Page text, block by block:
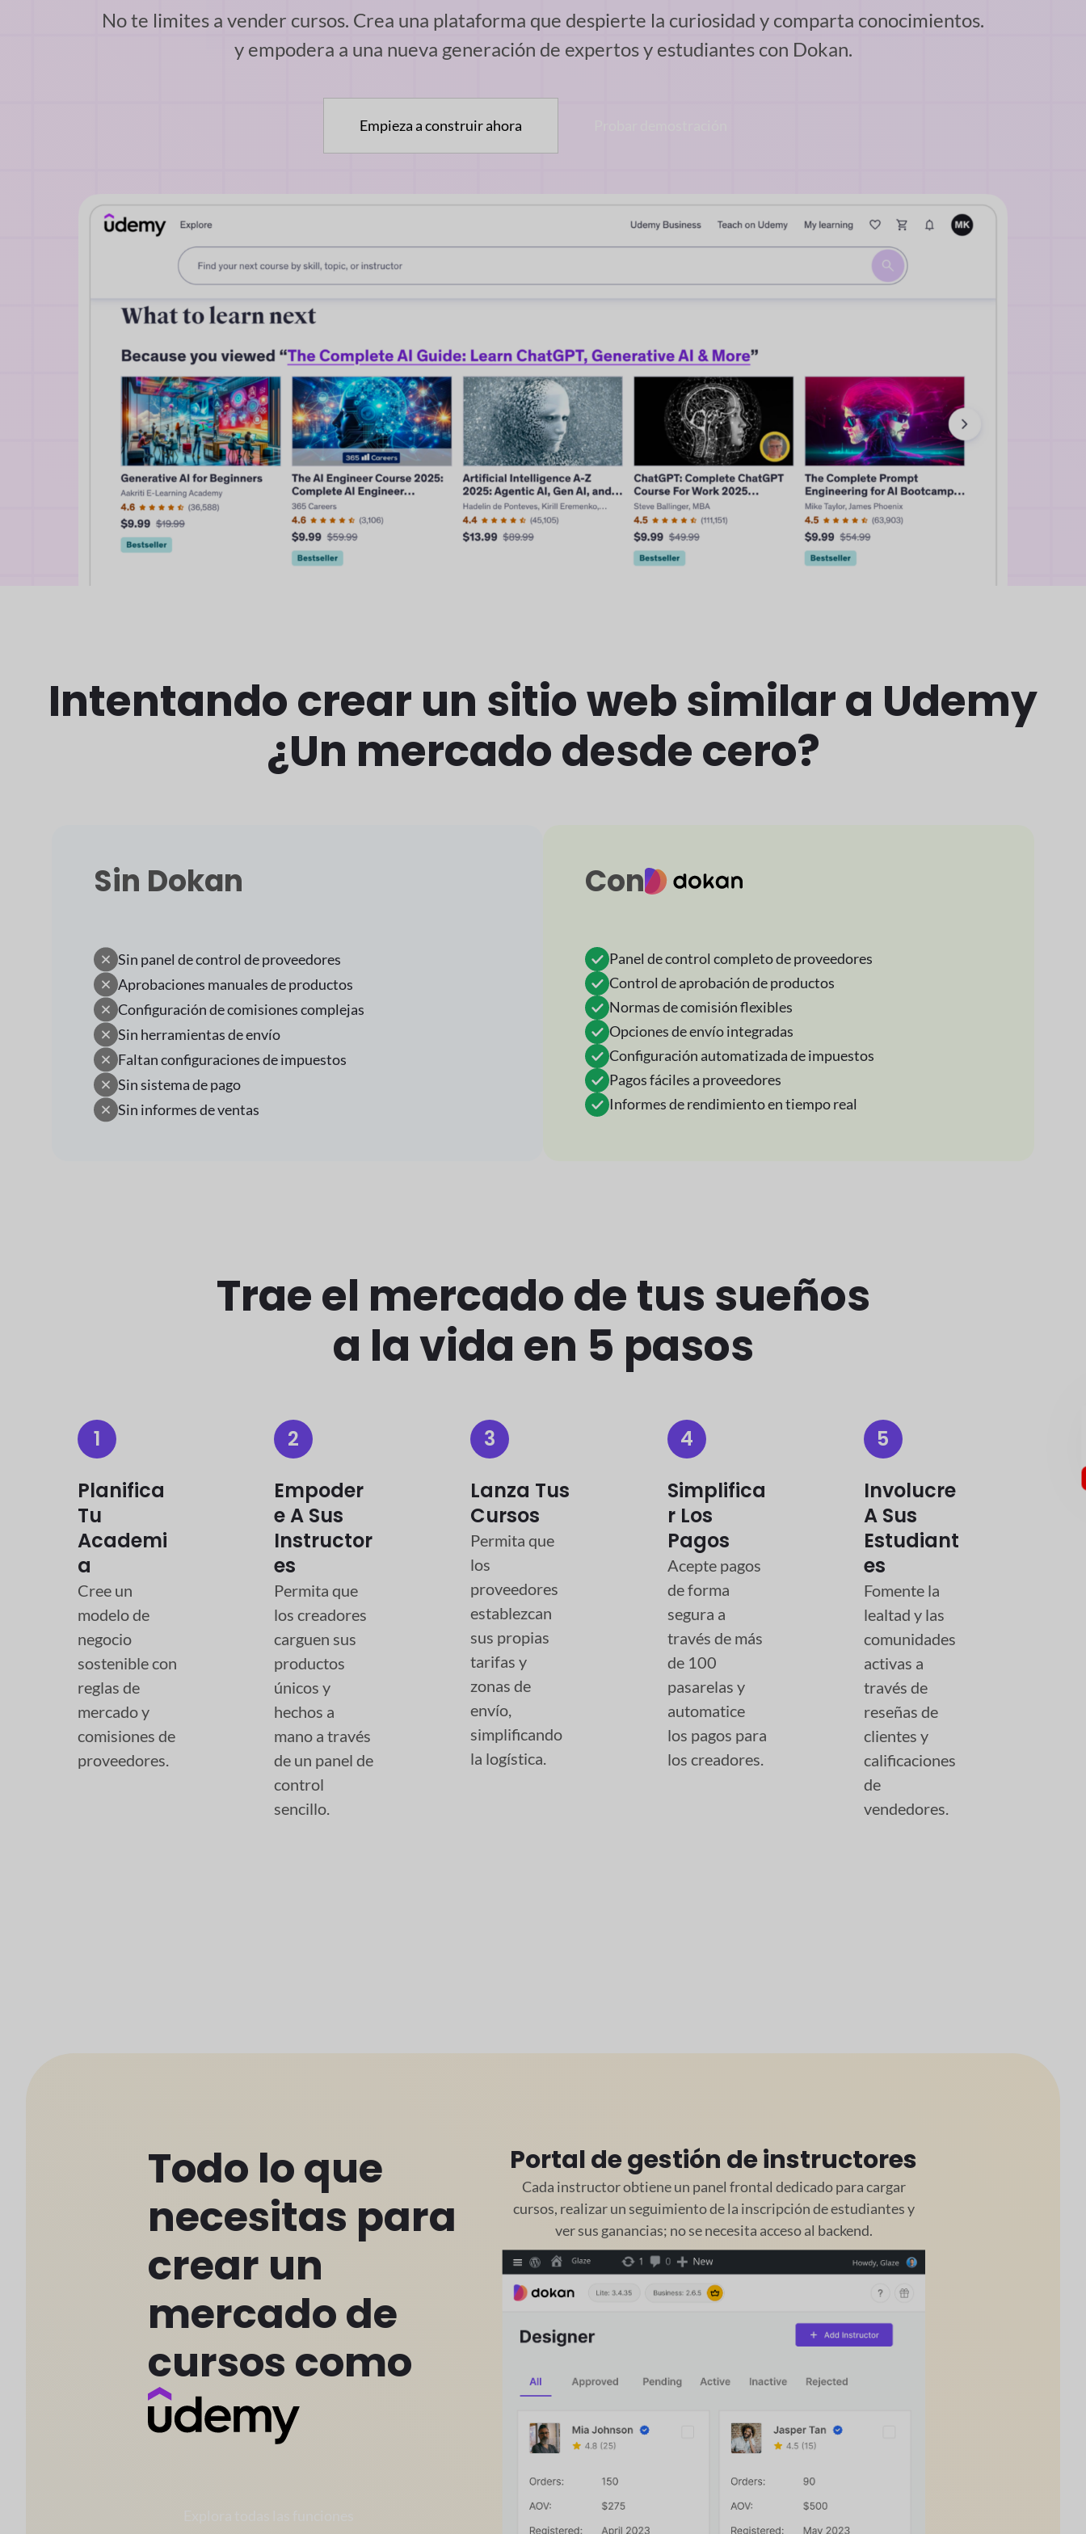
No te limites a vender cursos. Crea una plataforma que despierte la curiosidad y comparta conocimientos.
y empodera a una nueva generación de expertos y estudiantes con Dokan.
Empieza a construir ahora
Intentando crear un sitio web similar a Udemy
¿Un mercado desde cero?
Sin Dokan
Sin panel de control de proveedores
Aprobaciones manuales de productos
Configuración de comisiones complejas
Sin herramientas de envío
Faltan configuraciones de impuestos
Sin sistema de pago
Sin informes de ventas
Con
Panel de control completo de proveedores
Control de aprobación de productos
Normas de comisión flexibles
Opciones de envío integradas
Configuración automatizada de impuestos
Pagos fáciles a proveedores
Informes de rendimiento en tiempo real
Trae el mercado de tus sueños
a la vida en 5 pasos
1
Planifica
Tu
Academi
A
Cree un
modelo de
negocio
sostenible con
reglas de
mercado y
comisiones de
proveedores.
2
Empoder
E A Sus
Instructor
Es
Permita que
los creadores
carguen sus
productos
únicos y
hechos a
mano a través
de un panel de
control
sencillo.
3
Lanza Tus
Cursos
Permita que
los
proveedores
establezcan
sus propias
tarifas y
zonas de
envío,
simplificando
la logística.
4
Simplifica
R Los
Pagos
Acepte pagos
de forma
segura a
través de más
de 100
pasarelas y
automatice
los pagos para
los creadores.
5
Involucre
A Sus
Estudiant
Es
Fomente la
lealtad y las
comunidades
activas a
través de
reseñas de
clientes y
calificaciones
de
vendedores.
Todo lo que
necesitas para
crear un
mercado de
cursos como
Portal de gestión de instructores
Cada instructor obtiene un panel frontal dedicado para cargar
cursos, realizar un seguimiento de la inscripción de estudiantes y
ver sus ganancias; no se necesita acceso al backend.